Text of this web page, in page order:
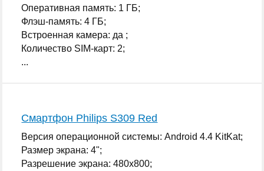
Оперативная память: 1 ГБ;
Флэш-память: 4 ГБ;
Встроенная камера: да ;
Количество SIM-карт: 2;
...
Смартфон Philips S309 Red
Версия операционной системы: Android 4.4 KitKat;
Размер экрана: 4";
Разрешение экрана: 480x800;